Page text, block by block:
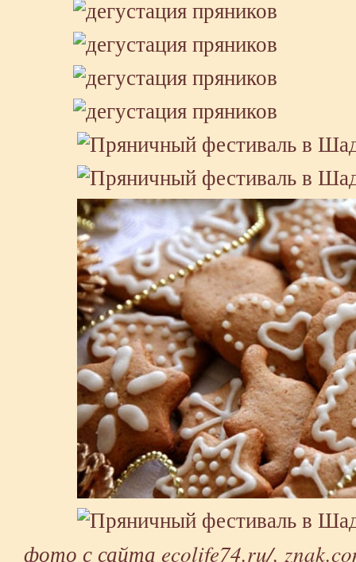
фото с сайта ecolife74.ru/,